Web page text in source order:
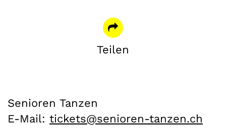
Teilen
Senioren Tanzen
E-Mail: hc.neznat-neroines@stekcit